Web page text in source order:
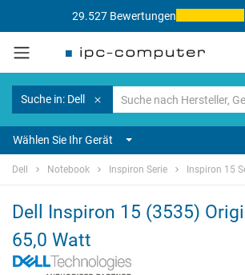
29.527 Bewertungen
Suche in: Dell
Wählen Sie Ihr Gerät
Dell Notebook Inspiron Serie Inspiron 15
Dell Inspiron 15 (3535)
65,0 Watt